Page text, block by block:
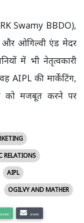
Swamy BBDO),
ओगिल्वी एंड मेदर
में भी नेतृत्वकारी
AIPL की मार्केटिंग,
को मजबूत करने पर
RELATIONS
AIPL
OGILVY AND MATHER
SHARE SHARE